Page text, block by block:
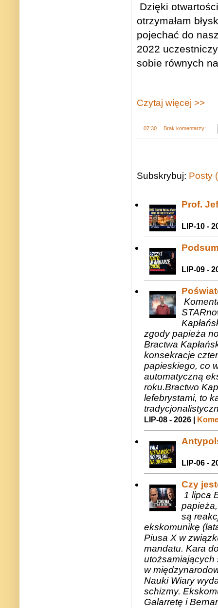
Dzięki
otrzymałam
pojechać do
2022
sobie równych
Czytaj więcej >>
07:30 Brak komentarzy:
Subskrybuj: Posty
Prof.
LIP-10 -
LIP-09 -
zgody papieża
Bractwa
konsekracje
papieskiego, co
automatyczną
roku.Bractwo
lefebrystami, to
LIP-08 - 2026 |
LIP-06 -
Czy
1 lipca
są
ekskomunikę
Piusa X w
mandatu. Kara
utożsamiających
w
Nauki Wiary
schizmy.
Galarretę i